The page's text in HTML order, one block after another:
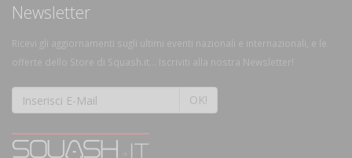
Newsletter
Ricevi gli aggiornamenti sugli ultimi eventi nazionali e internazionali, e le
offerte dello Store di Squash.it... Iscriviti alla nostra Newsletter!
OK!